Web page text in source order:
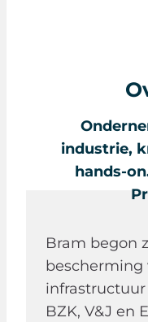
industrie,
hands-
Bram begon
bescherming
BZK, V&J en